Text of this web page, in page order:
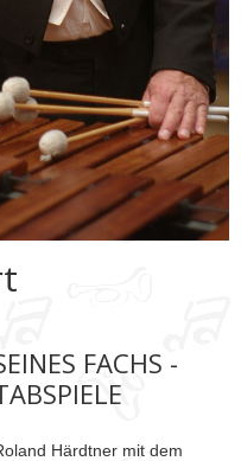
FACHS -
Härdtner mit dem